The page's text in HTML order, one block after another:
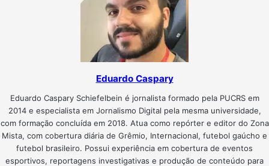
Eduardo Caspary
Eduardo Caspary Schiefelbein é jornalista formado pela PUCRS em
2014 e especialista em Jornalismo Digital pela mesma universidade,
com formação concluída em 2018. Atua como repórter e editor do Zona
Mista, com cobertura diária de Grêmio, Internacional, futebol gaúcho e
futebol brasileiro. Possui experiência em cobertura de eventos
esportivos, reportagens investigativas e produção de conteúdo para